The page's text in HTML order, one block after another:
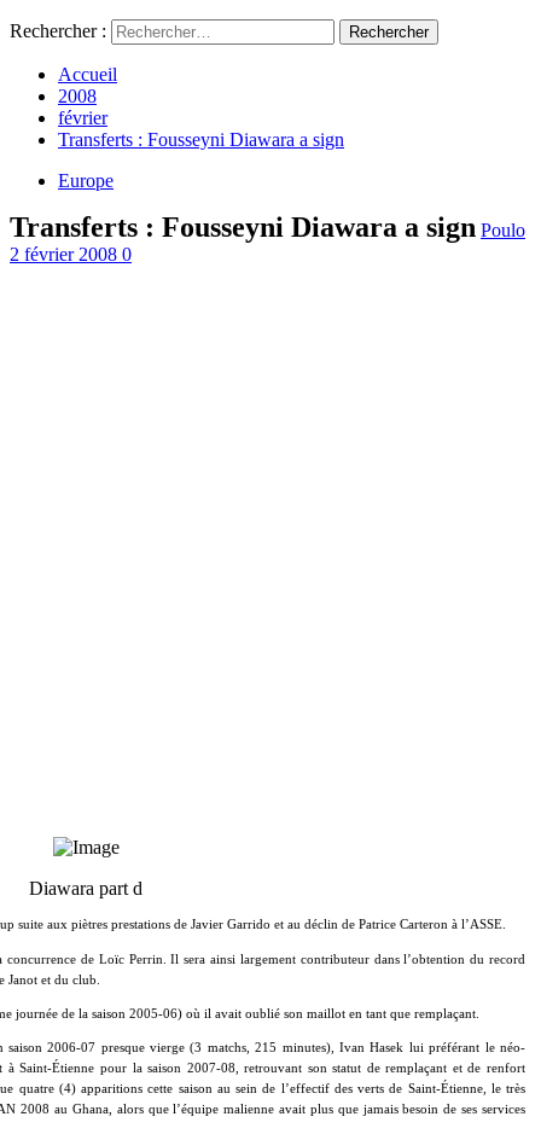
Rechercher :
Accueil
2008
février
Transferts : Fousseyni Diawara a sign
Europe
Transferts : Fousseyni Diawara a sign Poulo
2 février 2008 0
Diawara part d
suite aux piètres prestations de Javier Garrido et au déclin de Patrice Carteron à l’ASSE.
de Loïc Perrin. Il sera ainsi largement contributeur dans l’obtention du record
et du club.
journée de la saison 2005-06) où il avait oublié son maillot en tant que remplaçant.
saison 2006-07 presque vierge (3 matchs, 215 minutes), Ivan Hasek lui préférant le néo-
à Saint-Étienne pour la saison 2007-08, retrouvant son statut de remplaçant et de renfort
quatre (4) apparitions cette saison au sein de l’effectif des verts de Saint-Étienne, le très
au Ghana, alors que l’équipe malienne avait plus que jamais besoin de ses services